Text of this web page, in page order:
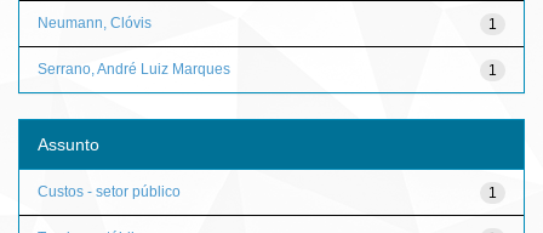
1
Neumann, Clóvis
1
Serrano, André Luiz Marques
Assunto
1
Custos - setor público